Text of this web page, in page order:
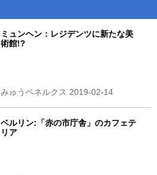
ミュンヘン：レジデンツに新たな美
術館!?
みゅうベネルクス 2019-02-14
ベルリン:「赤の市庁舎」のカフェテ
リア